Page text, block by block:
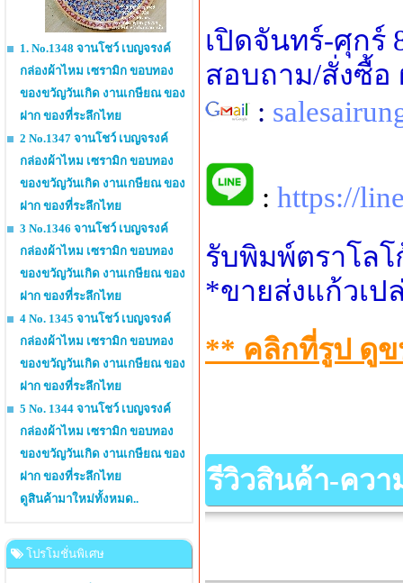
1. No.1348 จานโชว์ เบญจรงค์
กล่องผ้าไหม เซรามิก ขอบทอง
ของขวัญวันเกิด งานเกษียณ ของ
ฝาก ของที่ระลึกไทย
2 No.1347 จานโชว์ เบญจรงค์
กล่องผ้าไหม เซรามิก ขอบทอง
ของขวัญวันเกิด งานเกษียณ ของ
ฝาก ของที่ระลึกไทย
3 No.1346 จานโชว์ เบญจรงค์
กล่องผ้าไหม เซรามิก ขอบทอง
ของขวัญวันเกิด งานเกษียณ ของ
ฝาก ของที่ระลึกไทย
4 No. 1345 จานโชว์ เบญจรงค์
กล่องผ้าไหม เซรามิก ขอบทอง
ของขวัญวันเกิด งานเกษียณ ของ
ฝาก ของที่ระลึกไทย
5 No. 1344 จานโชว์ เบญจรงค์
กล่องผ้าไหม เซรามิก ขอบทอง
ของขวัญวันเกิด งานเกษียณ ของ
ฝาก ของที่ระลึกไทย
ดูสินค้ามาใหม่ทั้งหมด..
โปรโมชั่นพิเศษ
เปิดจันทร์-ศุกร์
สอบถาม/สั่งซื้อ
:
: https://
รับพิมพ์ตราโล
*ขายส่งแก้วเป
** คลิกที่รูป ดู
รีวิวสินค้า-ควา